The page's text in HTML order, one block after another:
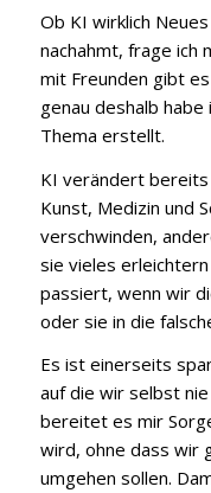
Ob KI wirklich
nachahmt, frage ich
mit Freunden gibt
genau deshalb habe
Thema erstellt.
KI verändert
Kunst, Medizin und
verschwinden,
sie vieles
passiert, wenn wir
oder sie in die
Es ist einerseits
auf die wir selbst
bereitet es mir
wird, ohne dass wir
umgehen sollen.